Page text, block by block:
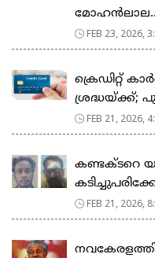
FEB 23, 2026,
ക്രെഡിറ്റ്
ശ്രദ്ധയ്ക്ക്;
FEB 21, 2026,
കണ്ടക്ടറെ
FEB 21, 2026,